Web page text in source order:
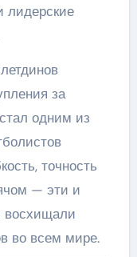
лидерские
за
одним из
точность
— эти и
восхищали
во всем мире.